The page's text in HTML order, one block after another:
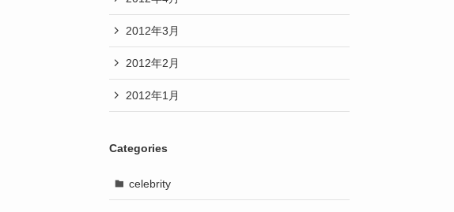
2012年3月
2012年2月
2012年1月
Categories
celebrity